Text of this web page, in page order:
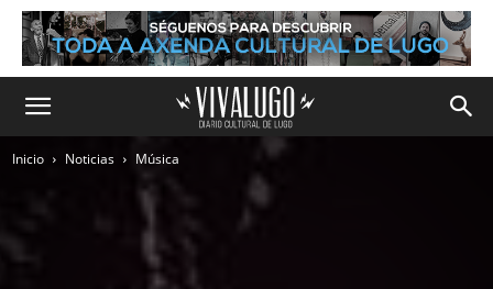
Inicio Noticias Música